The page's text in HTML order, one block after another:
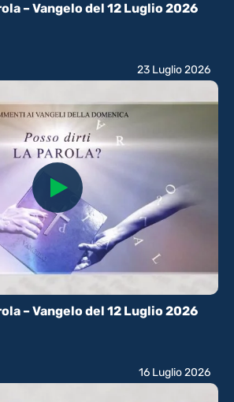
– Vangelo del 12 Luglio 2026
– Vangelo del 12 Luglio 2026
23 Luglio 2026
16 Luglio 2026